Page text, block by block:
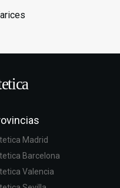
Madrid
Barcelona
Valencia